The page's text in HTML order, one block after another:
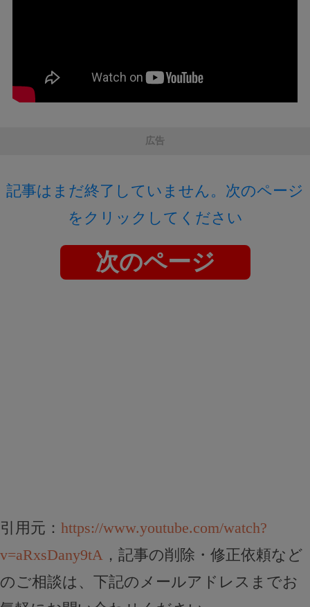
広告
記事はまだ終了していません。次のページ
をクリックしてください
次のページ
引用元： https://www.youtube.com/watch?
v=aRxsDany9tA ，記事の削除・修正依頼など
のご相談は、下記のメールアドレスまでお